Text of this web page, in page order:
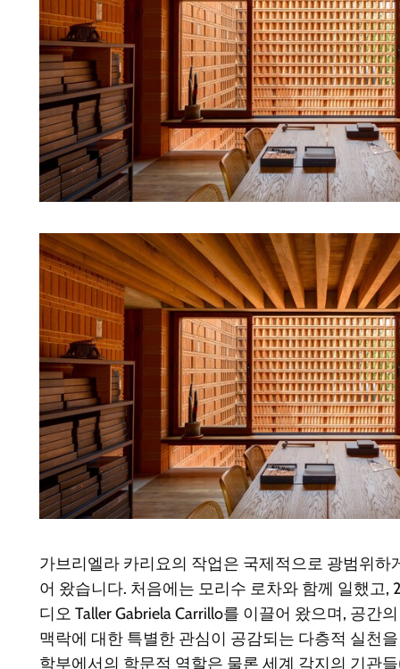
가브리엘라 카리요의 작업은 국제적으로 광범위하
어 왔습니다. 처음에는 모리수 로차와 함께 일했고,
디오 Taller Gabriela Carrillo를 이끌어 왔으며, 공간
맥락에 대한 특별한 관심이 공감되는 다층적 실천
학부에서의 학문적 역할은 물론 세계 각지의 기관